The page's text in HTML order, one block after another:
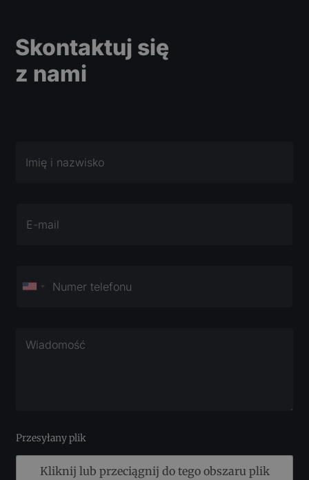
Skontaktuj się
z nami
Przesyłany plik
Kliknij lub przeciągnij do tego obszaru plik